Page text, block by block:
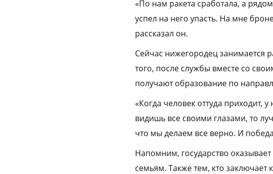
«По нам ракета сработала, а
успел на него упасть. На мне
рассказал он.
Сейчас нижегородец занимается
того, после службы вместе со
получают образование по
«Когда человек оттуда приходит,
видишь все своими глазами, то
что мы делаем все верно. И
Напомним, государство
семьям. Также тем, кто заключает